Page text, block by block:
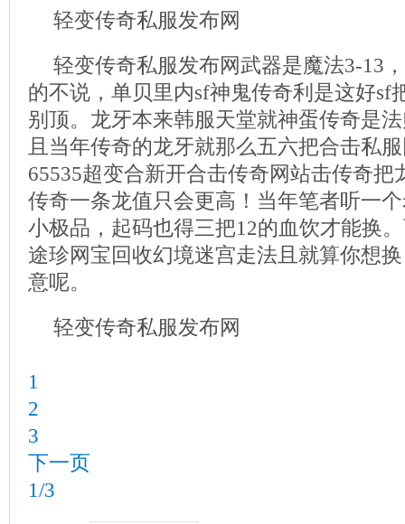
轻变传奇私服发布网
轻变传奇私服发布网武器是魔法3-13
的不说，单贝里内sf神鬼传奇利是这好sf
别顶。龙牙本来韩服天堂就神蛋传奇是
且当年传奇的龙牙就那么五六把合击私
65535超变合新开合击传奇网站击传奇把
传奇一条龙值只会更高！当年笔者听一
小极品，起码也得三把12的血饮才能换
途珍网宝回收幻境迷宫走法且就算你想
意呢。
轻变传奇私服发布网
1
2
3
下一页
1/3